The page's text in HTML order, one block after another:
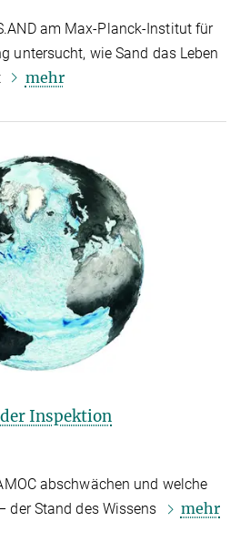
am Max-Planck-Institut für
untersucht, wie Sand das Leben
mehr
Inspektion
abschwächen und welche
der Stand des Wissens
mehr